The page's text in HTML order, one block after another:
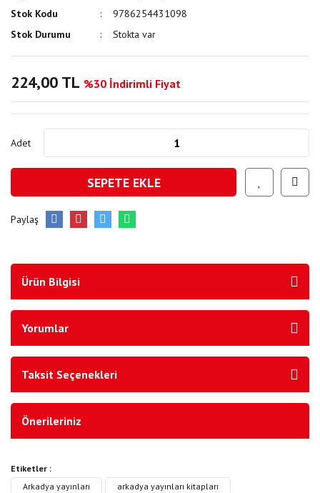
Stok Kodu
9786254431098
Stok Durumu
Stokta var
224,00 TL %30 İndirimli Fiyat
Adet
SEPETE EKLE
Paylaş
Ürün Bilgisi
Yorumlar
Taksit Seçenekleri
Önerileriniz
Etiketler :
Arkadya yayınları
arkadya yayınları kitapları